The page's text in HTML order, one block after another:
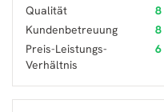
Qualität
8
Kundenbetreuung
8
Preis-Leistungs-
Verhältnis
6